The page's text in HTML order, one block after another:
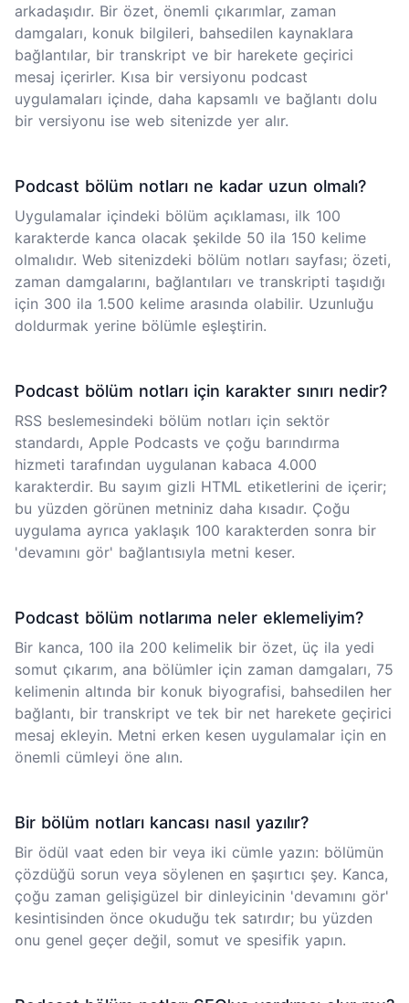
arkadaşıdır. Bir özet, önemli çıkarımlar, zaman
damgaları, konuk bilgileri, bahsedilen kaynaklara
bağlantılar, bir transkript ve bir harekete geçirici
mesaj içerirler. Kısa bir versiyonu podcast
uygulamaları içinde, daha kapsamlı ve bağlantı dolu
bir versiyonu ise web sitenizde yer alır.
Podcast bölüm notları ne kadar uzun olmalı?
Uygulamalar içindeki bölüm açıklaması, ilk 100
karakterde kanca olacak şekilde 50 ila 150 kelime
olmalıdır. Web sitenizdeki bölüm notları sayfası; özeti,
zaman damgalarını, bağlantıları ve transkripti taşıdığı
için 300 ila 1.500 kelime arasında olabilir. Uzunluğu
doldurmak yerine bölümle eşleştirin.
Podcast bölüm notları için karakter sınırı nedir?
RSS beslemesindeki bölüm notları için sektör
standardı, Apple Podcasts ve çoğu barındırma
hizmeti tarafından uygulanan kabaca 4.000
karakterdir. Bu sayım gizli HTML etiketlerini de içerir;
bu yüzden görünen metniniz daha kısadır. Çoğu
uygulama ayrıca yaklaşık 100 karakterden sonra bir
'devamını gör' bağlantısıyla metni keser.
Podcast bölüm notlarıma neler eklemeliyim?
Bir kanca, 100 ila 200 kelimelik bir özet, üç ila yedi
somut çıkarım, ana bölümler için zaman damgaları, 75
kelimenin altında bir konuk biyografisi, bahsedilen her
bağlantı, bir transkript ve tek bir net harekete geçirici
mesaj ekleyin. Metni erken kesen uygulamalar için en
önemli cümleyi öne alın.
Bir bölüm notları kancası nasıl yazılır?
Bir ödül vaat eden bir veya iki cümle yazın: bölümün
çözdüğü sorun veya söylenen en şaşırtıcı şey. Kanca,
çoğu zaman gelişigüzel bir dinleyicinin 'devamını gör'
kesintisinden önce okuduğu tek satırdır; bu yüzden
onu genel geçer değil, somut ve spesifik yapın.